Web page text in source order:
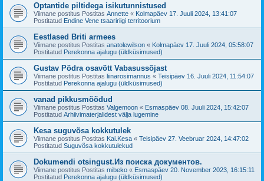
Optantide piltidega isikutunnistused
Viimane postitus Postitas Annette « Kolmapäev 17. Juuli 2024, 13:41:07
Postitatud Endine Vene tsaaririigi territoorium
Eestlased Briti armees
Viimane postitus Postitas anatolewilson « Kolmapäev 17. Juuli 2024, 05:58:07
Postitatud Perekonna ajalugu (üldküsimused)
Gustav Põdra osavõtt Vabasussõjast
Viimane postitus Postitas liinarosimannus « Teisipäev 16. Juuli 2024, 11:54:07
Postitatud Perekonna ajalugu (üldküsimused)
vanad pikkusmõõdud
Viimane postitus Postitas Valgemoon « Esmaspäev 08. Juuli 2024, 15:42:07
Postitatud Arhiivimaterjalidest välja lugemine
Kesa suguvõsa kokkutulek
Viimane postitus Postitas Kai.Kesa « Teisipäev 27. Veebruar 2024, 14:47:02
Postitatud Suguvõsa kokkutulekud
Dokumendi otsingust.Из поиска документов.
Viimane postitus Postitas mibeko « Esmaspäev 20. November 2023, 16:15:11
Postitatud Perekonna ajalugu (üldküsimused)